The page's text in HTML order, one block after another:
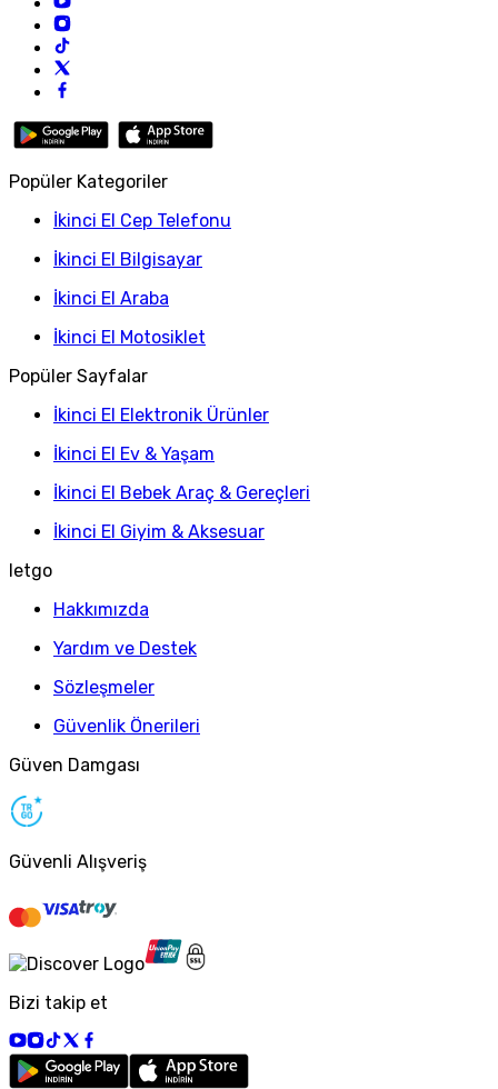
Popüler Kategoriler
İkinci El Cep Telefonu
İkinci El Bilgisayar
İkinci El Araba
İkinci El Motosiklet
Popüler Sayfalar
İkinci El Elektronik Ürünler
İkinci El Ev & Yaşam
İkinci El Bebek Araç & Gereçleri
İkinci El Giyim & Aksesuar
letgo
Hakkımızda
Yardım ve Destek
Sözleşmeler
Güvenlik Önerileri
Güven Damgası
Güvenli Alışveriş
Bizi takip et